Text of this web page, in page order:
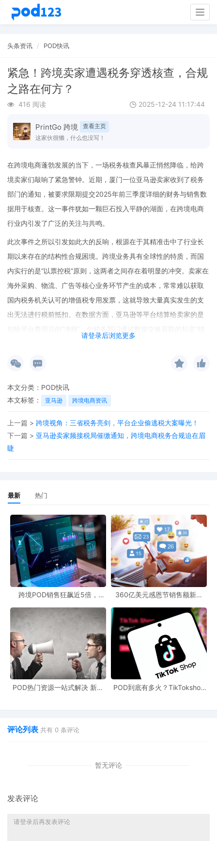
头条资讯 POD快讯
紧急！跨境卖家遭遇税务穿透核查，合规
之路在何方？
416 阅读 2025-12-24 11:17:44
PrintGo 跨境
查看主页
这家伙很懒，什么也没写！
请登录后浏览更多
在跨境电商蓬勃发展的当下，一场税务核查风暴正悄然降临，给跨
境卖家们敲响了紧急警钟。近期，厦门一位亚马逊卖家收到了税务
部门的通知，被要求限期提交2025年前三季度详细的财务与销售数
据用于核查。这一事件犹如一颗巨石投入平静的湖面，在跨境电商
行业内引发了广泛的关注与共鸣。
此次事件之所以引发如此大的反响，根源在于其精准击中了行业长
期以来存在的结构性合规困境。跨境业务具有全球性的特质，而国
内实行的是“以票控税”原则，这两者之间存在着明显的冲突。卖家在
海外采购、物流、广告等核心业务环节产生的成本，常常难以获取
国内税务机关认可的增值税专用发票，这就导致大量真实发生的支
出无法进行税前抵扣。在数据方面，亚马逊等平台结算给卖家的是
会直接面临税务风险。一旦启动补税、征收滞纳金以及罚款程序，
胁。
面对这一严峻的趋势，系统化、专业化的应对策略成为跨境卖家的
唯一出路。卖家们应立即行动起来，以亚马逊后台的“交易报告”等原
始数据为基础，全面核验真实销售额、可佐证成本与已申报数据之
间的差异，准确评估自身的风险敞口。关键在于构建一套完整的“业
础上，卖家需要撰写专业的《情况说明》，主动与税务机关进行沟
在积极补税的前提下，争取减免罚款。
在应对过程中，卖家必须保持清醒的头脑，坚决避免一些危险的做
法。比如注销公司、胡乱填表或者虚开发票等行为，这些不仅无法
解决问题，反而会让情况变得更加糟糕。从长远来看，此次税务核
查风波标志着跨境电商行业依赖政策红利的粗放增长时代已经结
束，全面合规化成为必然的发展方向。未来，跨境卖家的核心竞争
力将体现在全球供应链的合规管理、财务数据的精细化运营，以及
与国内外复杂监管环境的适配能力上。只有将合规意识内化为企业
战略和运营体系的一部分，跨境卖家才能在新阶段构筑起可持续的
竞争壁垒，实现真正稳健的全球化发展。
对于跨境卖家来说，这是一场挑战，更是一次机遇。在税务穿透核
查的大背景下，积极主动地进行合规管理，不仅能够避免潜在的税
本文分类： POD快讯
本文标签：
亚马逊 跨境电商资讯
上一篇 > 跨境视角：三省税务亮剑，平台企业偷逃税大案曝光！
下一篇 > 亚马逊卖家频接税局催缴通知，跨境电商税务合规迫在眉
睫
最新 热门
跨境POD销售狂飙近5倍，
360亿美元感恩节销售额新纪
新风潮！
POD热门资源一站式解决 新手
POD到底有多火？TikTokshop
评论列表 共有 0 条评论
暂无评论
发表评论